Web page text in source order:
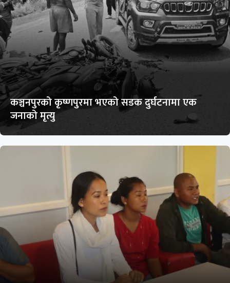
कञ्चनपुरको कृष्णपुरमा भएको सडक दुर्घटनामा एक
जनाको मृत्यु